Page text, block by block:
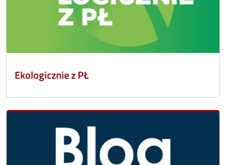
Ekologicznie z PŁ